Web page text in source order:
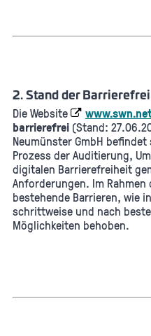
2. Stand der
Die Website
barrierefrei (Stand:
Neumünster GmbH
Prozess der Auditierung,
digitalen Barrierefreiheit
Anforderungen. Im
bestehende Barrieren, wie
schrittweise und nach
Möglichkeiten behoben.